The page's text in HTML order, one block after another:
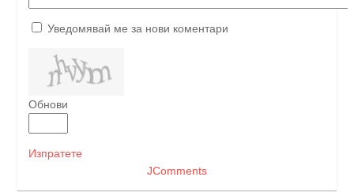
Уведомявай ме за нови коментари
Обнови
Изпратете
JComments